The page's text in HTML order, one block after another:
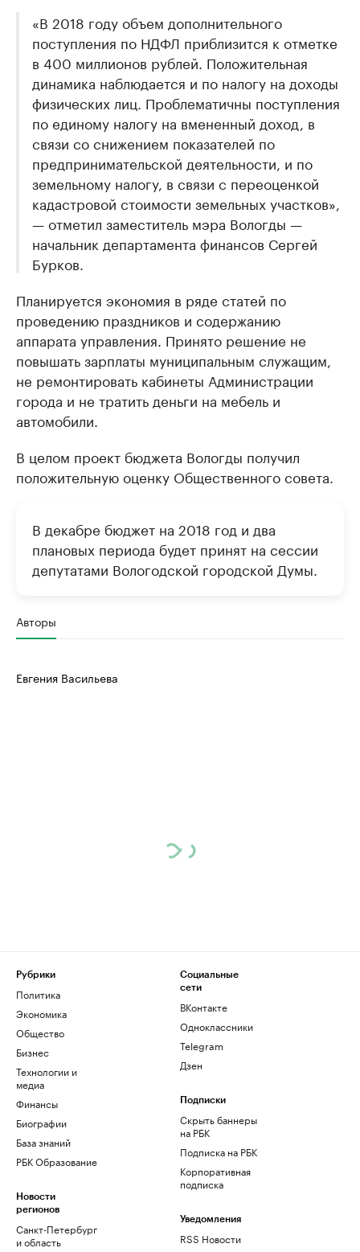
«В 2018 году объем дополнительного
поступления по НДФЛ приблизится к отметке
в 400 миллионов рублей. Положительная
динамика наблюдается и по налогу на доходы
физических лиц. Проблематичны поступления
по единому налогу на вмененный доход, в
связи со снижением показателей по
предпринимательской деятельности, и по
земельному налогу, в связи с переоценкой
кадастровой стоимости земельных участков»,
— отметил заместитель мэра Вологды —
начальник департамента финансов Сергей
Бурков.
Планируется экономия в ряде статей по
проведению праздников и содержанию
аппарата управления. Принято решение не
повышать зарплаты муниципальным служащим,
не ремонтировать кабинеты Администрации
города и не тратить деньги на мебель и
автомобили.
В целом проект бюджета Вологды получил
положительную оценку Общественного совета.
В декабре бюджет на 2018 год и два
плановых периода будет принят на сессии
депутатами Вологодской городской Думы.
Авторы
Евгения Васильева
Рубрики
Политика
Экономика
Общество
Бизнес
Технологии и
медиа
Финансы
Биографии
База знаний
РБК Образование
Новости
регионов
Санкт-Петербург
и область
Социальные
сети
ВКонтакте
Одноклассники
Telegram
Дзен
Подписки
Скрыть баннеры
на РБК
Подписка на РБК
Корпоративная
подписка
Уведомления
RSS Новости